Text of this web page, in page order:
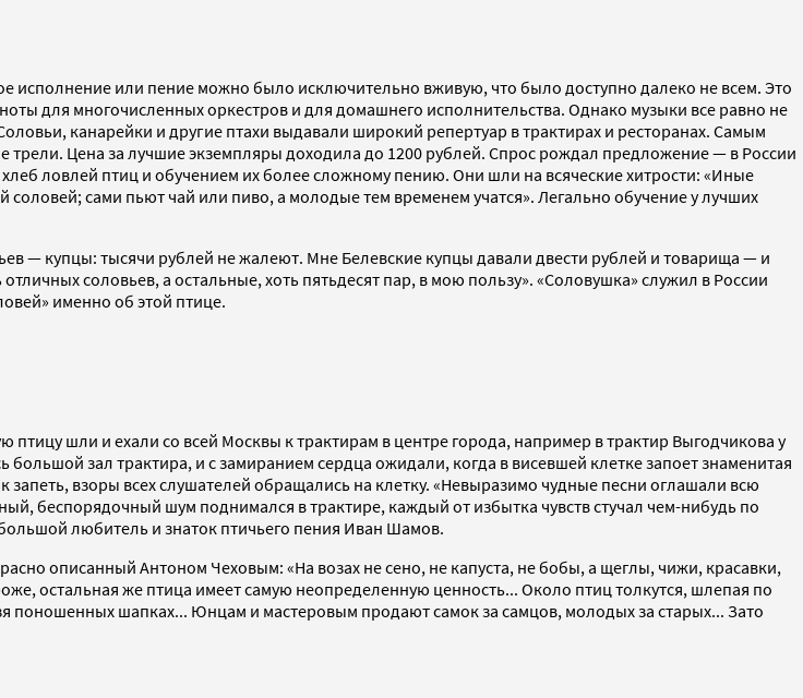
исполнение или пение можно было исключительно вживую, что было доступно далеко не всем. Это
для многочисленных оркестров и для домашнего исполнительства. Однако музыки все равно не
канарейки и другие птахи выдавали широкий репертуар в трактирах и ресторанах. Самым
Цена за лучшие экземпляры доходила до 1200 рублей. Спрос рождал предложение — в России
ловлей птиц и обучением их более сложному пению. Они шли на всяческие хитрости: «Иные
сами пьют чай или пиво, а молодые тем временем учатся». Легально обучение у лучших
— купцы: тысячи рублей не жалеют. Мне Белевские купцы давали двести рублей и товарища — и
соловьев, а остальные, хоть пятьдесят пар, в мою пользу». «Соловушка» служил в России
именно об этой птице.
шли и ехали со всей Москвы к трактирам в центре города, например в трактир Выгодчикова у
зал трактира, и с замиранием сердца ожидали, когда в висевшей клетке запоет знаменитая
взоры всех слушателей обращались на клетку. «Невыразимо чудные песни оглашали всю
беспорядочный шум поднимался в трактире, каждый от избытка чувств стучал чем-нибудь по
любитель и знаток птичьего пения Иван Шамов.
описанный Антоном Чеховым: «На возах не сено, не капуста, не бобы, а щеглы, чижи, красавки,
остальная же птица имеет самую неопределенную ценность... Около птиц толкутся, шлепая по
шапках... Юнцам и мастеровым продают самок за самцов, молодых за старых... Зато